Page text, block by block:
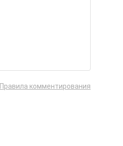
Правила комментирования